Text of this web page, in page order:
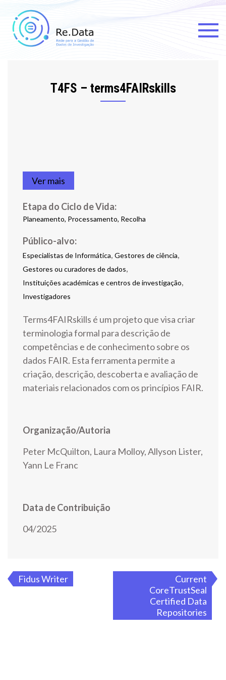
content
Rede para a Gestão de Dados
T4FS – terms4FAIRskills
Terms4FAIRskills é um projeto que visa criar
terminologia formal para descrição de
competências e de conhecimento sobre os
dados FAIR. Esta ferramenta permite a
criação, descrição, descoberta e avaliação de
materiais relacionados com os princípios FAIR.
Organização/Autoria
Peter McQuilton, Laura Molloy, Allyson Lister,
Yann Le Franc
Data de Contribuição
04/2025
Ver mais
Etapa do Ciclo de Vida:
Planeamento, Processamento, Recolha
Público-alvo:
Especialistas de Informática, Gestores de ciência,
Gestores ou curadores de dados,
Instituições académicas e centros de investigação,
Investigadores
Navegação
Fidus Writer
Current
CoreTrustSeal
Certified Data
Repositories